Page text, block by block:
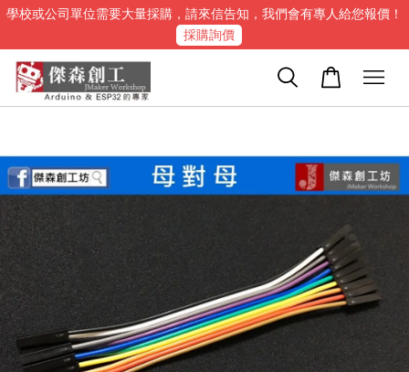
學校或公司單位需要大量採購，請來信告知，我們會有專人給您報價！
採購詢價